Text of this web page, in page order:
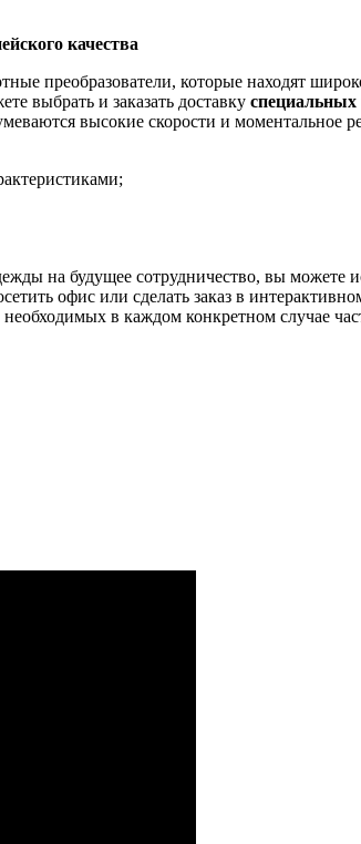
качества
преобразователи, которые находят
выбрать и заказать доставку специальных
высокие скорости и моментальное
на будущее сотрудничество, вы можете
офис или сделать заказ в
в каждом конкретном случае